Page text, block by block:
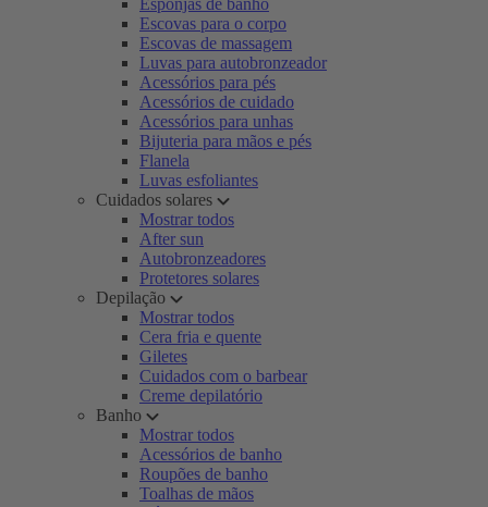
Esponjas de banho
Escovas para o corpo
Escovas de massagem
Luvas para autobronzeador
Acessórios para pés
Acessórios de cuidado
Acessórios para unhas
Bijuteria para mãos e pés
Flanela
Luvas esfoliantes
Cuidados solares
Mostrar todos
After sun
Autobronzeadores
Protetores solares
Depilação
Mostrar todos
Cera fria e quente
Giletes
Cuidados com o barbear
Creme depilatório
Banho
Mostrar todos
Acessórios de banho
Roupões de banho
Toalhas de mãos